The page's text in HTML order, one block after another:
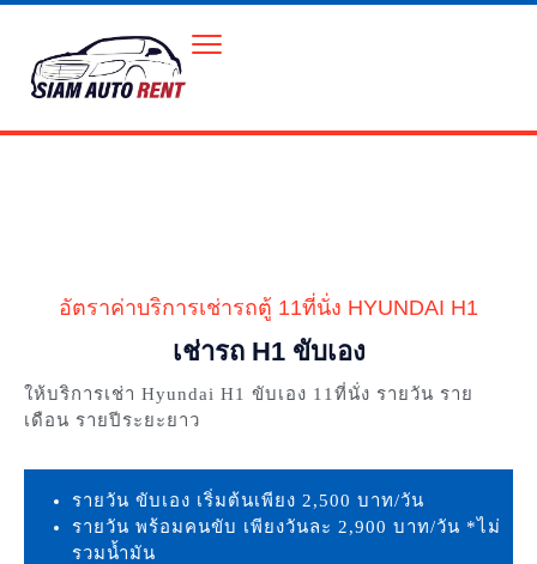
อัตราค่าบริการเช่ารถตู้ 11ที่นั่ง HYUNDAI H1
เช่ารถ H1 ขับเอง
ให้บริการเช่า Hyundai H1 ขับเอง 11ที่นั่ง รายวัน ราย
เดือน รายปีระยะยาว
รายวัน ขับเอง เริ่มต้นเพียง 2,500 บาท/วัน
รายวัน พร้อมคนขับ เพียงวันละ 2,900 บาท/วัน *ไม่
รวมน้ำมัน